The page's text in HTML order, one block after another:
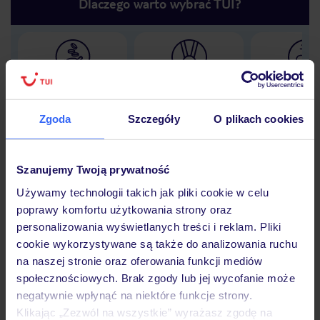
Zgoda Szczegóły O plikach cookies
Szanujemy Twoją prywatność
Używamy technologii takich jak pliki cookie w celu
poprawy komfortu użytkowania strony oraz
personalizowania wyświetlanych treści i reklam. Pliki
cookie wykorzystywane są także do analizowania ruchu
na naszej stronie oraz oferowania funkcji mediów
społecznościowych. Brak zgody lub jej wycofanie może
negatywnie wpłynąć na niektóre funkcje strony.
Klikając „Zezwól na wszystkie” wyrażasz zgodę na
Lider niskich cen 30 lat w
Hotel
Opinie
Pokoje